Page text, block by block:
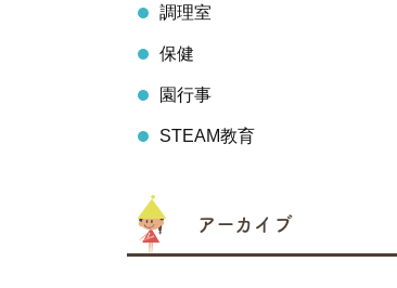
調理室
保健
園行事
STEAM教育
アーカイブ